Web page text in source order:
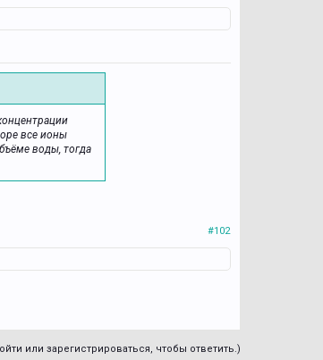
все ионы
воды, тогда
#102
или зарегистрироваться, чтобы ответить.)